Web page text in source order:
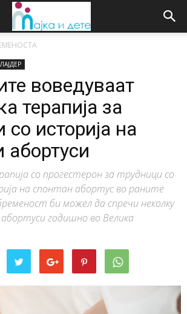
воведуваат
терапија за
со историја на
абортуси
со прогестерон за трудници со
на спонтан абортус во раните
би можел да спречи неколку
годишно во Велика